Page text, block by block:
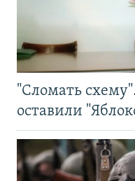
"Сломать
оставили